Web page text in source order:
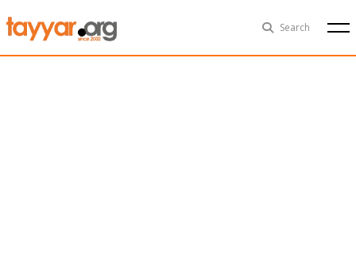
Search
Fri, Aug 7th 29°C